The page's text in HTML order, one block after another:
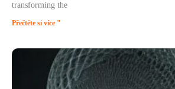
transforming the
Přečtěte si více "